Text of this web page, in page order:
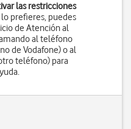
las restricciones
lo prefieres, puedes
de Atención al
al teléfono
de Vodafone) o al
teléfono) para